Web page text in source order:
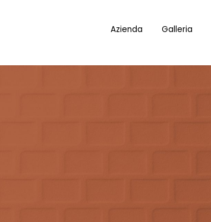
Azienda Galleria